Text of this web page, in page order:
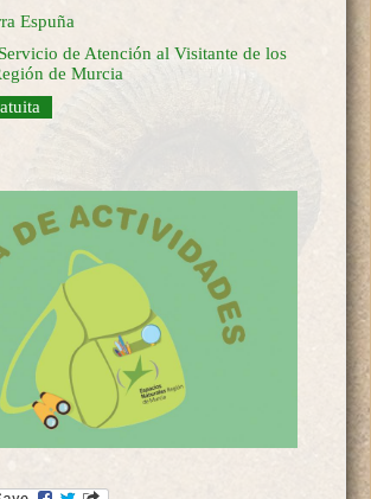
Espuña
Servicio de Atención al Visitante de los
de Murcia